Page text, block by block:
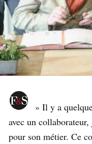
» Il y a
avec un
pour son métier. Ce